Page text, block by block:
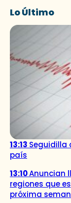
Lo Último
13:13 Seguidilla
país
13:10Anuncian
regiones que
próxima